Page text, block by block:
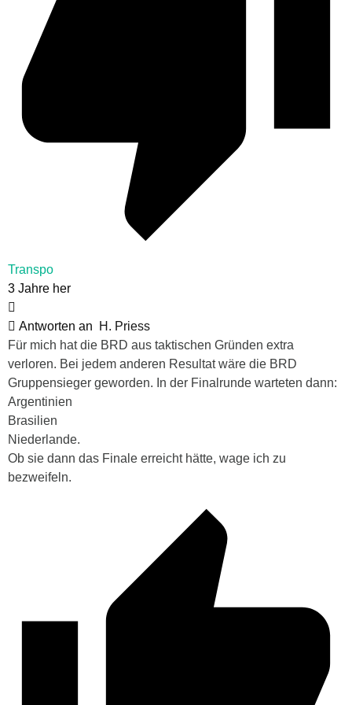
Transpo
3 Jahre her
Antworten an
H. Priess
Für mich hat die BRD aus taktischen Gründen extra
verloren. Bei jedem anderen Resultat wäre die BRD
Gruppensieger geworden. In der Finalrunde warteten dann:
Argentinien
Brasilien
Niederlande.
Ob sie dann das Finale erreicht hätte, wage ich zu
bezweifeln.